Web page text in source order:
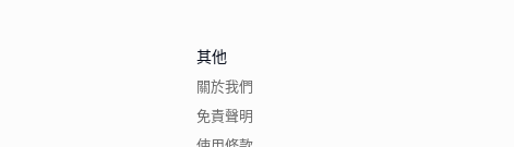
其他
關於我們
免責聲明